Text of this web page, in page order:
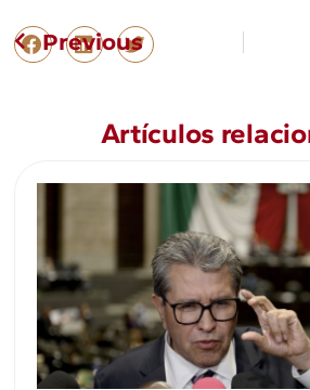
Previous
Artículos